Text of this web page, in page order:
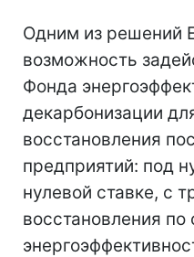
Одним из решений
возможность
Фонда
декарбонизации
восстановления
предприятий: под
нулевой ставке, с
восстановления по